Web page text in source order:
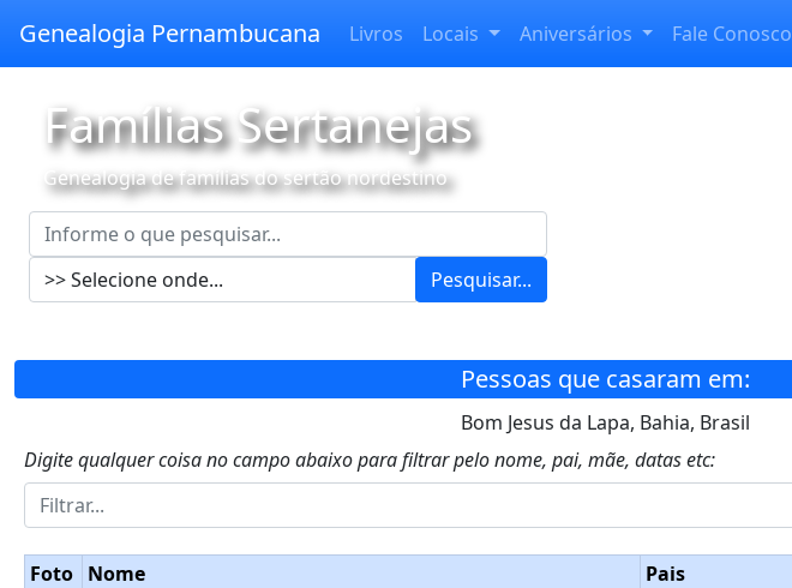
Genealogia Pernambucana Livros Locais Aniversários Fale Conosco
Famílias Sertanejas
Genealogia de famílias do sertão nordestino
Pesquisar...
Pessoas que casaram em:
Bom Jesus da Lapa, Bahia, Brasil
Digite qualquer coisa no campo abaixo para filtrar pelo nome, pai, mãe, datas etc:
Foto Nome
Pais